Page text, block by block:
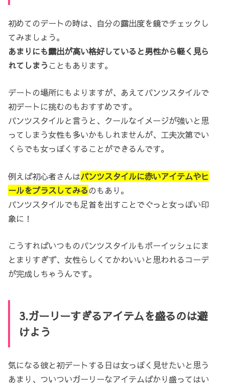
初めてのデートの時は、自分の露出度を鏡でチェックし
てみましょう。
あまりにも露出が高い格好していると男性から軽く見ら
れてしまうこともあります。
デートの場所にもよりますが、あえてパンツスタイルで
初デートに挑むのもおすすめです。
パンツスタイルと言うと、クールなイメージが強いと思
ってしまう女性も多いかもしれませんが、工夫次第でい
くらでも女っぽくすることができるんです。
例えば初心者さんはパンツスタイルに赤いアイテムやヒ
ールをプラスしてみるのもあり。
パンツスタイルでも足首を出すことでぐっと女っぽい印
象に！
こうすればいつものパンツスタイルもボーイッシュにま
とまりすぎず、女性らしくてかわいいと思われるコーデ
が完成しちゃうんです。
3.ガーリーすぎるアイテムを盛るのは避
けよう
気になる彼と初デートする日は女っぽく見せたいと思う
あまり、ついついガーリーなアイテムばかり盛ってはい